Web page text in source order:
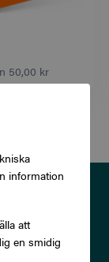
information
att
en smidig
50,00 kr